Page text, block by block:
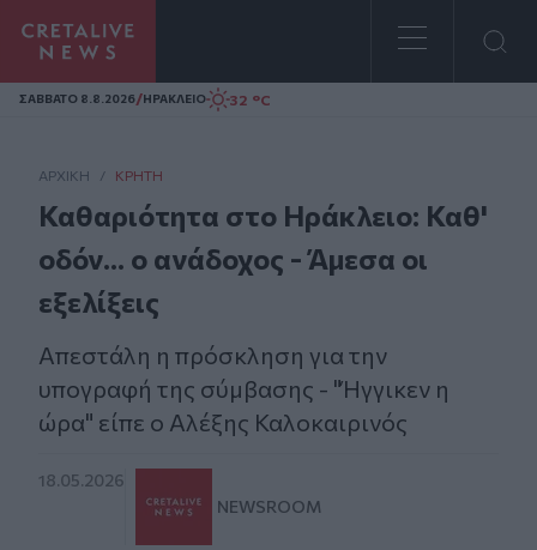
Homepage
ΣAΒΒΑΤΟ 8.8.2026/ΗΡΑΚΛΕΙΟ 32 °C
ΑΡΧΙΚΗ / ΚΡΉΤΗ
Καθαριότητα στο Ηράκλειο: Καθ'
οδόν... ο ανάδοχος - Άμεσα οι
εξελίξεις
Απεστάλη η πρόσκληση για την
υπογραφή της σύμβασης - "Ήγγικεν η
ώρα" είπε ο Αλέξης Καλοκαιρινός
18.05.2026
NEWSROOM